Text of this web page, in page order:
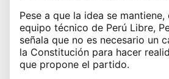
Pese a que la idea se
equipo técnico de Perú Libre,
señala que no es necesario un
la Constitución para hacer
que propone el partido.